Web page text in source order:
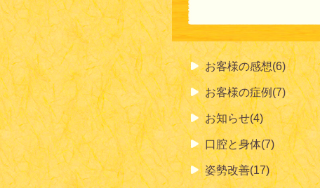
お客様の感想(6)
お客様の症例(7)
お知らせ(4)
口腔と身体(7)
姿勢改善(17)